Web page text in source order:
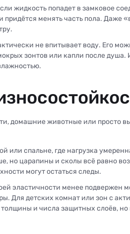
жидкость попадет в замковое
менять часть пола. Даже
не впитывает воду. Его
зонтов или капли после
домашние животные или просто
или спальне, где нагрузка
но царапины и сколы всё равно
могут остаться следы.
эластичности менее подвержен
Для детских комнат или зон с
толщины и числа защитных слоёв,